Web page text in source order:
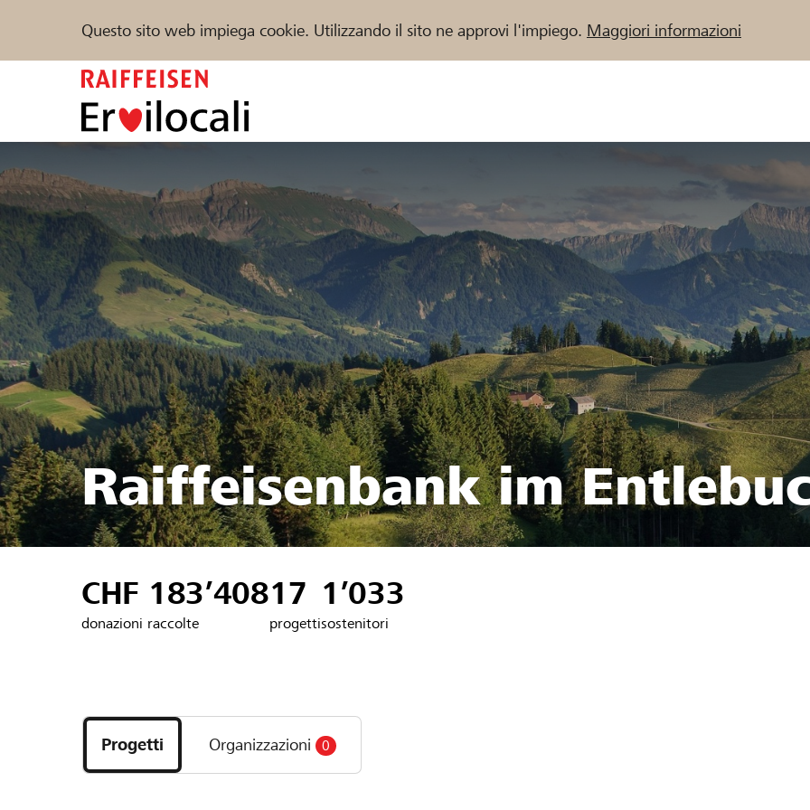
Questo sito web impiega cookie. Utilizzando il sito ne approvi l'impiego. Maggiori informazioni
Sostenere Aiuto & supporto
Trova progetti e organizzazioni
DE FR IT
Raiffeisenbank im
CHF 183’408
donazioni raccolte
17
progetti
1’033
sostenitori
i
progetti
e
Progetti Organizzazioni 0